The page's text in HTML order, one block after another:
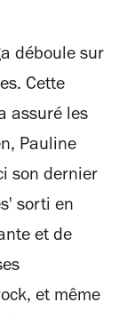
déboule sur
Cette
assuré les
Pauline
son dernier
sorti en
et de
et même